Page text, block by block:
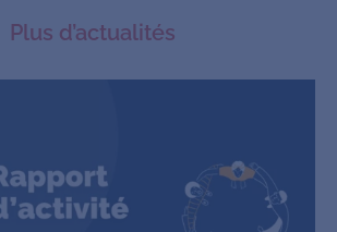
Plus d’actualités